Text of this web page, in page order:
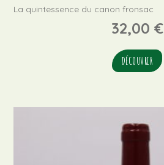
La quintessence du canon fronsac
32,00 €
DÉCOUVRIR